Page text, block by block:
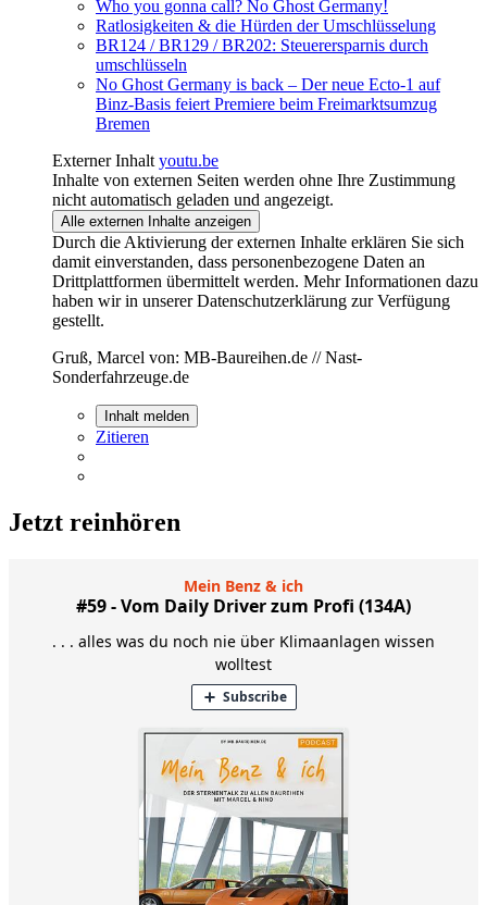
Who you gonna call? No Ghost Germany!
Ratlosigkeiten & die Hürden der Umschlüsselung
BR124 / BR129 / BR202: Steuerersparnis durch
umschlüsseln
No Ghost Germany is back – Der neue Ecto-1 auf
Binz-Basis feiert Premiere beim Freimarktsumzug
Bremen
Externer Inhalt youtu.be
Inhalte von externen Seiten werden ohne Ihre Zustimmung
nicht automatisch geladen und angezeigt.
Alle externen Inhalte anzeigen
Durch die Aktivierung der externen Inhalte erklären Sie sich
damit einverstanden, dass personenbezogene Daten an
Drittplattformen übermittelt werden. Mehr Informationen dazu
haben wir in unserer Datenschutzerklärung zur Verfügung
gestellt.
Gruß, Marcel von: MB-Baureihen.de // Nast-
Sonderfahrzeuge.de
Inhalt melden
Zitieren
Jetzt reinhören